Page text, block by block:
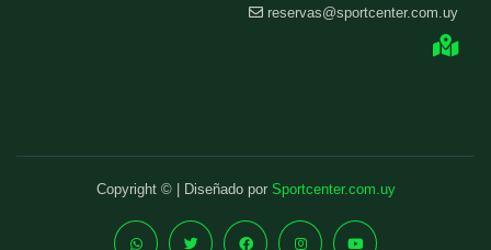
reservas@sportcenter.com.uy
Copyright © | Diseñado por Sportcenter.com.uy